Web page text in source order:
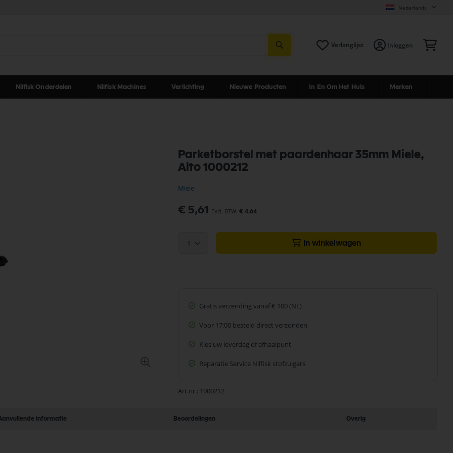
Nederlands
Verlanglijst Inloggen
Nilfisk Onderdelen Nilfisk Machines Verlichting Nieuwe Producten In En Om Het Huis Merken
Parketborstel met paardenhaar 35mm Miele,
Alto 1000212
Miele
€ 5,61 € 4,64
1 In winkelwagen
Gratis verzending vanaf € 100 (NL)
Voor 17:00 besteld direct verzonden
Kies uw leverdag of afhaalpunt
Reparatie Service Nilfisk stofzuigers
Art.nr. 1000212
informatie Beoordelingen Overig